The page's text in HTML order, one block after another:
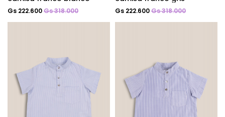
Gs 222.600Gs 318.000 Gs 222.600Gs 318.000